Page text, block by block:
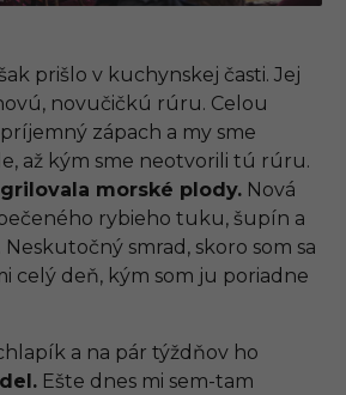
prišlo v kuchynskej časti. Jej
novučičkú rúru. Celou
zápach a my sme
až kým sme neotvorili tú rúru.
morské plody. Nová
rybieho tuku, šupín a
smrad, skoro som sa
celý deň, kým som ju poriadne
a na pár týždňov ho
Ešte dnes mi sem-tam